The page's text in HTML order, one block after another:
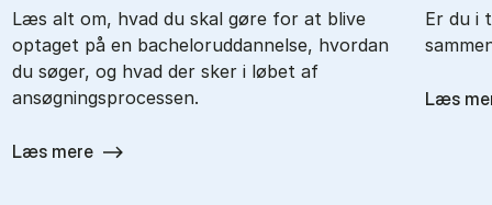
Læs alt om, hvad du skal gøre for at blive
optaget på en bacheloruddannelse, hvordan
du søger, og hvad der sker i løbet af
ansøgningsprocessen.
Læs mere
Er du i
Læs